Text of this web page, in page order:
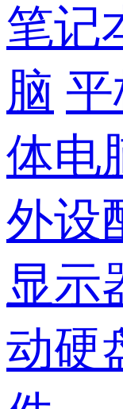
笔记
脑
体电
外设
显示
动硬